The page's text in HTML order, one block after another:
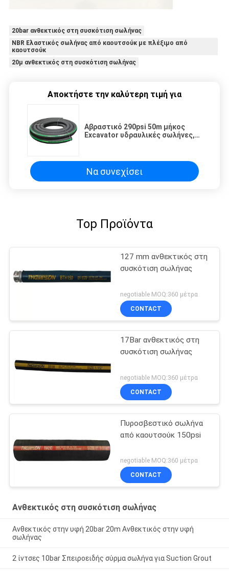
20bar ανθεκτικός στη συσκότιση σωλήνας
NBR Ελαστικός σωλήνας από καουτσούκ με πλέξιμο από
καουτσούκ
20μ ανθεκτικός στη συσκότιση σωλήνας
Αποκτήστε την καλύτερη τιμή για
Αβραστικό 290psi 50m μήκος
Excavator υδραυλικές σωλήνες,
Να συνεχίσει
Top Προϊόντα
127 mm ανθεκτικός στη
συσκότιση σωλήνας
negotiable MOQ:360 μέτρα
CONTACT
17Bar ανθεκτικός στη
συσκότιση σωλήνας
negotiable MOQ:360 μέτρα
CONTACT
Πυροσβεστικό σωλήνα
από καουτσούκ 150psi
negotiable MOQ:360 μέτρα
CONTACT
Ανθεκτικός στη συσκότιση σωλήνας
Ανθεκτικός στην υφή 20bar 20m Ανθεκτικός στην υφή
σωλήνας
2 ίντσες 10bar Σπειροειδής σύρμα σωλήνα για Suction Grout